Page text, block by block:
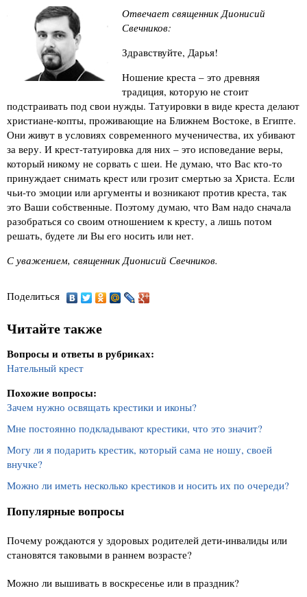
Отвечает священник Дионисий
Свечников:
Здравствуйте, Дарья!
Ношение креста – это древняя
традиция, которую не стоит
подстраивать под свои нужды. Татуировки в виде креста делают
христиане-копты, проживающие на Ближнем Востоке, в Египте.
Они живут в условиях современного мученичества, их убивают
за веру. И крест-татуировка для них – это исповедание веры,
который никому не сорвать с шеи. Не думаю, что Вас кто-то
принуждает снимать крест или грозит смертью за Христа. Если
чьи-то эмоции или аргументы и возникают против креста, так
это Ваши собственные. Поэтому думаю, что Вам надо сначала
разобраться со своим отношением к кресту, а лишь потом
решать, будете ли Вы его носить или нет.
С уважением, священник Дионисий Свечников.
Поделиться
Читайте также
Вопросы и ответы в рубриках:
Нательный крест
Похожие вопросы:
Зачем нужно освящать крестики и иконы?
Мне постоянно подкладывают крестики, что это значит?
Могу ли я подарить крестик, который сама не ношу, своей
внучке?
Можно ли иметь несколько крестиков и носить их по очереди?
Популярные вопросы
Почему рождаются у здоровых родителей дети-инвалиды или
становятся таковыми в раннем возрасте?
Можно ли вышивать в воскресенье или в праздник?